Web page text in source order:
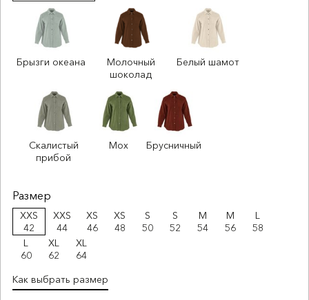
Брызги океана
Молочный
шоколад
Белый шамот
Скалистый
прибой
Мох Брусничный
Размер
XXS
42
XXS
44
XS
46
XS
48
S
50
S
52
M
54
M
56
L
58
L
60
XL
62
XL
64
Как выбрать размер